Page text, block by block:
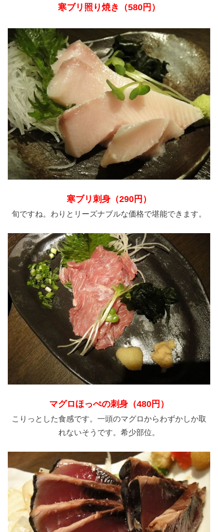
寒ブリ照り焼き（580円）
寒ブリ刺身（290円）
旬ですね。わりとリーズナブルな価格で堪能できます。
マグロほっぺの刺身（480円）
こりっとした食感です。一頭のマグロからわずかしか取
れないそうです。希少部位。